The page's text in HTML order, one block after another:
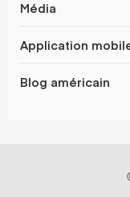
Média
Application
Blog américain